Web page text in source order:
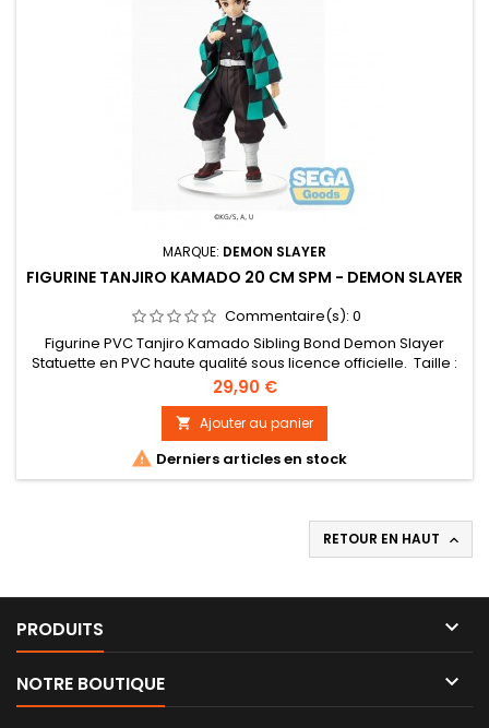
MARQUE: DEMON SLAYER
FIGURINE TANJIRO KAMADO 20 CM SPM - DEMON SLAYER
Commentaire(s): 0
Figurine PVC Tanjiro Kamado Sibling Bond Demon Slayer
Statuette en PVC haute qualité sous licence officielle. Taille :
20 cm environ Possibilité de l'associer à la figurine de Nezuko
Prix
29,90 €
 Ajouter au panier
 Derniers articles en stock
RETOUR EN HAUT 
PRODUITS 
NOTRE BOUTIQUE 